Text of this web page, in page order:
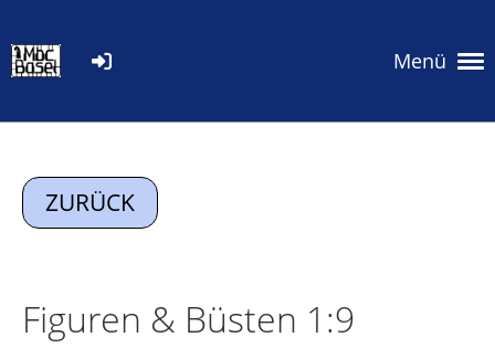
Menü
ZURÜCK
Figuren & Büsten 1:9